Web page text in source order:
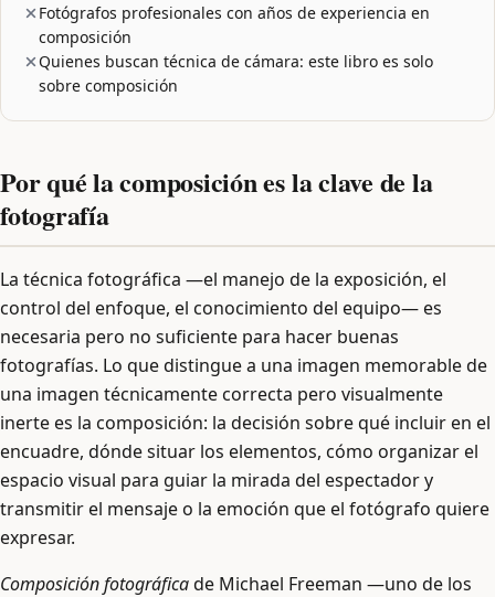
Fotógrafos profesionales con años de experiencia en
composición
Quienes buscan técnica de cámara: este libro es solo
sobre composición
Por qué la composición es la clave de la
fotografía
La técnica fotográfica —el manejo de la exposición, el
control del enfoque, el conocimiento del equipo— es
necesaria pero no suficiente para hacer buenas
fotografías. Lo que distingue a una imagen memorable de
una imagen técnicamente correcta pero visualmente
inerte es la composición: la decisión sobre qué incluir en el
encuadre, dónde situar los elementos, cómo organizar el
espacio visual para guiar la mirada del espectador y
transmitir el mensaje o la emoción que el fotógrafo quiere
expresar.
Composición fotográficade Michael Freeman —uno de los